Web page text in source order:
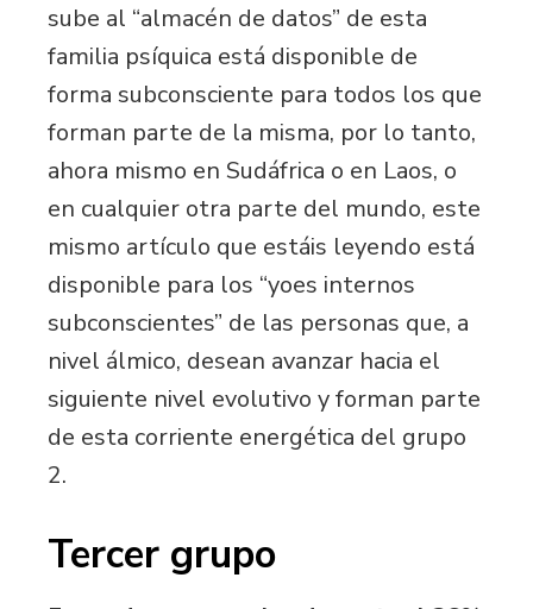
sube al “almacén de datos” de esta
familia psíquica está disponible de
forma subconsciente para todos los que
forman parte de la misma, por lo tanto,
ahora mismo en Sudáfrica o en Laos, o
en cualquier otra parte del mundo, este
mismo artículo que estáis leyendo está
disponible para los “yoes internos
subconscientes” de las personas que, a
nivel álmico, desean avanzar hacia el
siguiente nivel evolutivo y forman parte
de esta corriente energética del grupo
2.
Tercer grupo